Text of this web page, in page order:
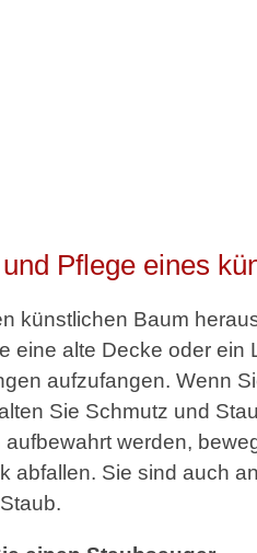
Pflege eines
künstlichen Baum
eine alte Decke oder ein
aufzufangen. Wenn
Sie Schmutz und
aufbewahrt werden,
abfallen. Sie sind auch